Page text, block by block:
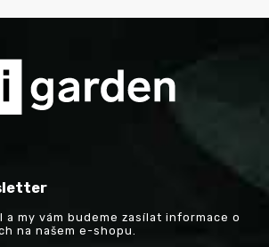
a my vám budeme zasílat informace o
na našem e-shopu.